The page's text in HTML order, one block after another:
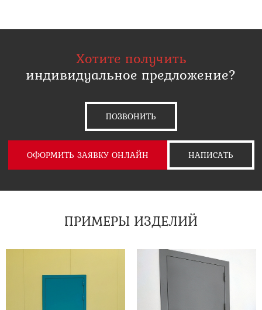
Хотите получить
индивидуальное предложение?
ПОЗВОНИТЬ
ОФОРМИТЬ ЗАЯВКУ ОНЛАЙН НАПИСАТЬ
ПРИМЕРЫ ИЗДЕЛИЙ